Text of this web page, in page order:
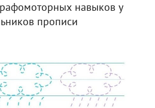
навыков у
прописи